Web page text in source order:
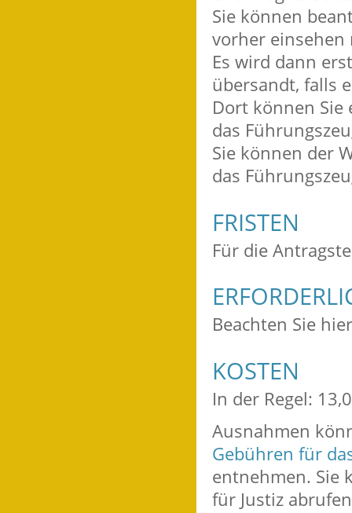
Sie können
vorher einsehen
Es wird dann
übersandt, falls
Dort können Sie
das
Sie können der
das
FRISTEN
Für die
Beachten Sie
KOSTEN
In der Regel:
Ausnahmen
Gebühren für
entnehmen. Sie
für Justiz